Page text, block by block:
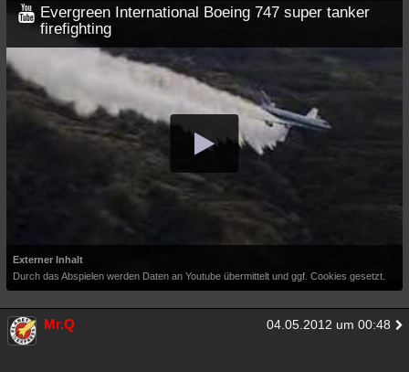
Evergreen International Boeing 747 super tanker
firefighting
Externer Inhalt
Durch das Abspielen werden Daten an Youtube übermittelt und ggf. Cookies gesetzt.
Mr.Q 04.05.2012 um 00:48